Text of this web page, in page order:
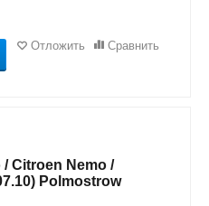
Отложить Сравнить
Citroen Nemo /
Polmostrow